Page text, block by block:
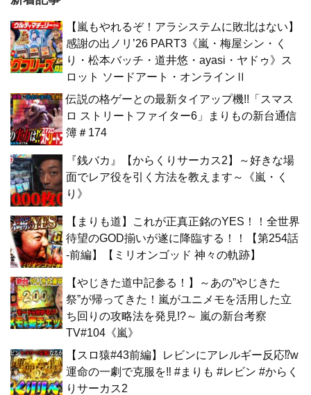
【嵐もやれるぞ！アラシステムに敗北はない】
感謝の出ノリ’26 PART3《嵐・梅屋シン・く
り・松本バッチ・道井悠・ayasi・ヤドゥ》ス
ロット ソードアート・オンラインⅡ
伝説の格ゲーとの最新タイアップ機!!「スマス
ロ ストリートファイター6」まりもの新台通信
簿＃174
『銭バカ』【からくりサーカス2】～好きな場
面でレア役を引く方法を教えます～《嵐・く
り》
【まりも道】これが正真正銘のYES！！全世界
待望のGOD揃いが遂に降臨する！！【第254話
-前編】【ミリオンゴッド 神々の軌跡】
【やじきた道中記参る！】～あの”やじきた
祭”が帰ってきた！嵐がユニメモを活用した立
ち回りの攻略法を発見!?～ 嵐の新台考察
TV#104《嵐》
【スロ猿#43前編】レビンにアレルギー反応⁉w
運命の一劇で克服を‼ #まりも #レビン #からく
りサーカス2